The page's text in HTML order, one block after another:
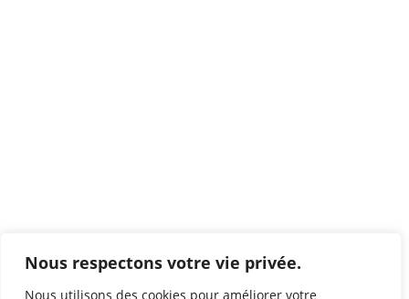
Nous respectons votre vie privée.
Nous utilisons des cookies pour améliorer votre
Droit foncier - Droit de l'urbanisme - Domaine Public
Servitude - Procédure Cadastrale